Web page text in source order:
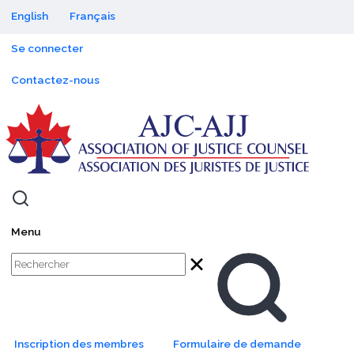
principal
English
Français
Se connecter
Contactez-nous
AJC-AJJMobile search toggle
Menu
Site Search
Rechercher
Rechercher
Inscription des membres
Formulaire de demande